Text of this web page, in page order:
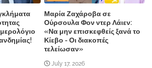
Μαρία Ζαχάροβα σε
Ούρσουλα Φον ντερ Λάιεν:
«Να μην επισκεφθείς ξανά το
Κίεβο - Οι διακοπές
τελείωσαν»
July 17, 2026